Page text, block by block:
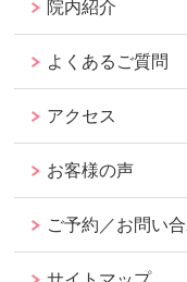
院内紹介
よくあるご質問
アクセス
お客様の声
ご予約／お問い